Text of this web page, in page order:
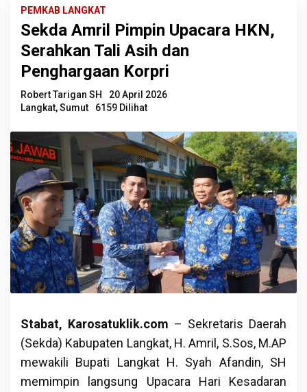
PEMKAB LANGKAT
Sekda Amril Pimpin Upacara HKN,
Serahkan Tali Asih dan
Penghargaan Korpri
Robert Tarigan SH
20 April 2026
Langkat,Sumut 6159 Dilihat
Stabat, Karosatuklik.com – Sekretaris Daerah
(Sekda) Kabupaten Langkat, H. Amril, S.Sos, M.AP
mewakili Bupati Langkat H. Syah Afandin, SH
memimpin langsung Upacara Hari Kesadaran